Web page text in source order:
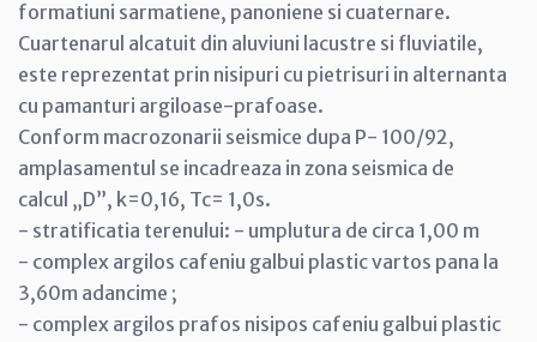
formatiuni sarmatiene, panoniene si cuaternare.
Cuartenarul alcatuit din aluviuni lacustre si fluviatile,
este reprezentat prin nisipuri cu pietrisuri in alternanta
cu pamanturi argiloase-prafoase.
Conform macrozonarii seismice dupa P- 100/92,
amplasamentul se incadreaza in zona seismica de
calcul „D”, k=0,16, Tc= 1,0s.
- stratificatia terenului: - umplutura de circa 1,00 m
- complex argilos cafeniu galbui plastic vartos pana la
3,60m adancime ;
- complex argilos prafos nisipos cafeniu galbui plastic